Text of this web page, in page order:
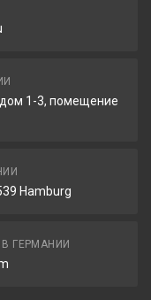
дом 1-3, помещение
Hamburg
ГЕРМАНИИ